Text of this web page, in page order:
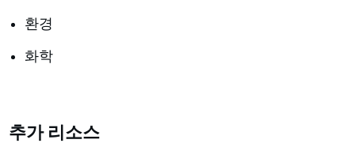
환경
화학
추가 리소스